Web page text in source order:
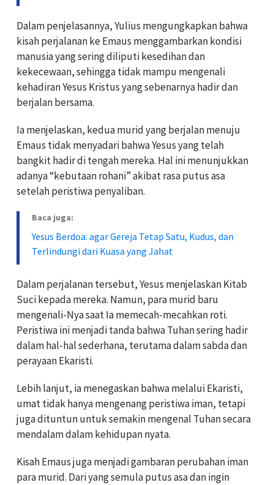
Dalam penjelasannya, Yulius mengungkapkan bahwa
kisah perjalanan ke Emaus menggambarkan kondisi
manusia yang sering diliputi kesedihan dan
kekecewaan, sehingga tidak mampu mengenali
kehadiranYesus Kristusyang sebenarnya hadir dan
berjalan bersama.
Ia menjelaskan, kedua murid yang berjalan menuju
Emaus tidak menyadari bahwa Yesus yang telah
bangkit hadir di tengah mereka. Hal ini menunjukkan
adanya “kebutaan rohani” akibat rasa putus asa
setelah peristiwa penyaliban.
Baca juga:
Yesus Berdoa: agar Gereja Tetap Satu, Kudus, dan
Terlindungi dari Kuasa yang Jahat
Dalam perjalanan tersebut, Yesus menjelaskan Kitab
Suci kepada mereka. Namun, para murid baru
mengenali-Nya saat Ia memecah-mecahkan roti.
Peristiwa ini menjadi tanda bahwa Tuhan sering hadir
dalam hal-hal sederhana, terutama dalam sabda dan
perayaan Ekaristi.
Lebih lanjut, ia menegaskan bahwa melalui Ekaristi,
umat tidak hanya mengenang peristiwa iman, tetapi
juga dituntun untuk semakin mengenal Tuhan secara
mendalam dalam kehidupan nyata.
Kisah Emaus juga menjadi gambaran perubahan iman
para murid. Dari yang semula putus asa dan ingin